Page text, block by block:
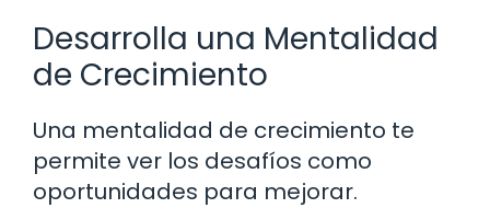
Desarrolla una Mentalidad
de Crecimiento
Una mentalidad de crecimiento te
permite ver los desafíos como
oportunidades para mejorar.